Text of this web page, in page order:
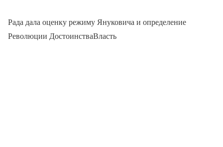
Рада дала оценку режиму Януковича и определение
Революции ДостоинстваВласть